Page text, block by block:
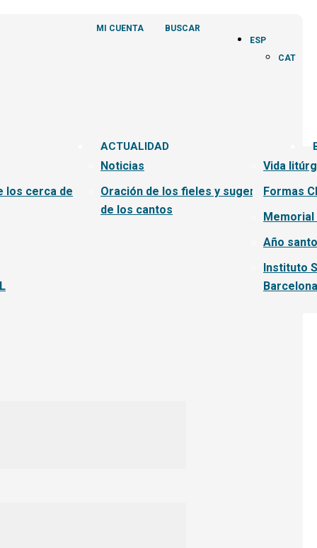
MI CUENTA
BUSCAR
ESP
CAT
los cerca de
ACTUALIDAD
Noticias
Oración de los fieles y sugerencias
de los cantos
Vida
Formas
Memorial
Año
Instituto
Barcelona